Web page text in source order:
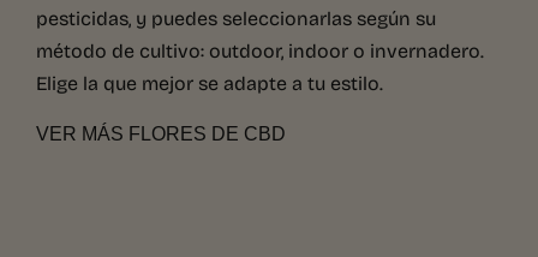
pesticidas, y puedes seleccionarlas según su
método de cultivo: outdoor, indoor o invernadero.
Elige la que mejor se adapte a tu estilo.
VER MÁS FLORES DE CBD